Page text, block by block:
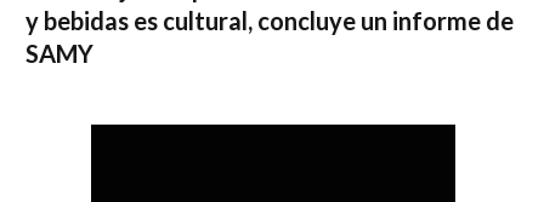
y bebidas es cultural, concluye un informe de
SAMY